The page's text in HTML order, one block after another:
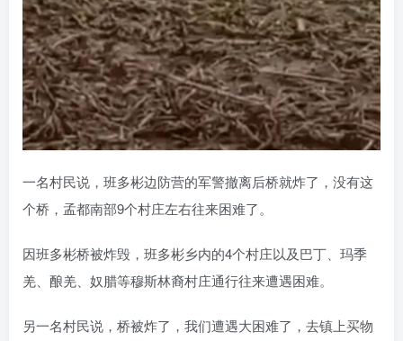
一名村民说，班多彬边防营的军警撤离后桥就炸了，没有这
个桥，孟都南部9个村庄左右往来困难了。
因班多彬桥被炸毁，班多彬乡内的4个村庄以及巴丁、玛季
羌、酿羌、奴腊等穆斯林裔村庄通行往来遭遇困难。
另一名村民说，桥被炸了，我们遭遇大困难了，去镇上买物